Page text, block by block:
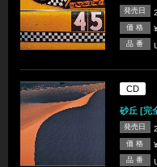
発売日
価 格
品 番
CD
砂丘 [完
発売日
価 格
品 番